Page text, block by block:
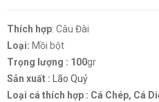
Thích hợp: Câu Đài
Loại: Mồi bột
Trọng lượng : 100gr
Sản xuất : Lão Quỷ
Loại cá thích hợp : Cá Chép, Cá